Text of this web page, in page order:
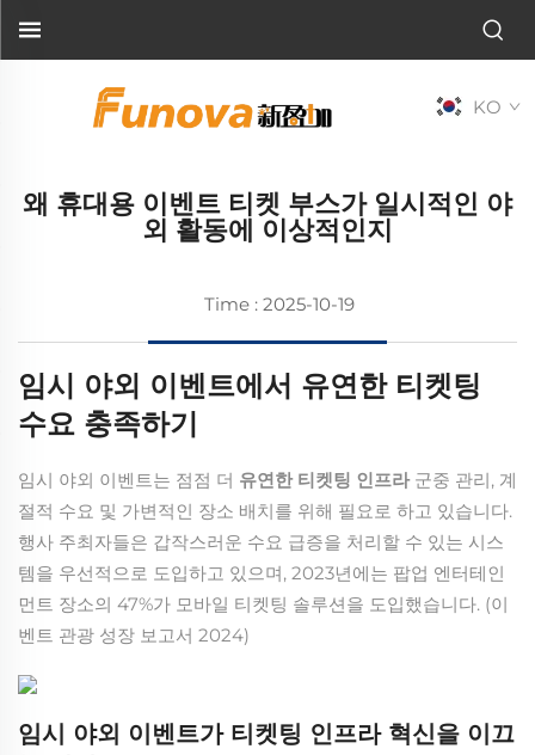
KO
왜 휴대용 이벤트 티켓 부스가 일시적인 야
외 활동에 이상적인지
Time : 2025-10-19
임시 야외 이벤트에서 유연한 티켓팅
수요 충족하기
임시 야외 이벤트는 점점 더 유연한 티켓팅 인프라 군중 관리, 계
절적 수요 및 가변적인 장소 배치를 위해 필요로 하고 있습니다.
행사 주최자들은 갑작스러운 수요 급증을 처리할 수 있는 시스
템을 우선적으로 도입하고 있으며, 2023년에는 팝업 엔터테인
먼트 장소의 47%가 모바일 티켓팅 솔루션을 도입했습니다. (이
벤트 관광 성장 보고서 2024)
임시 야외 이벤트가 티켓팅 인프라 혁신을 이끄